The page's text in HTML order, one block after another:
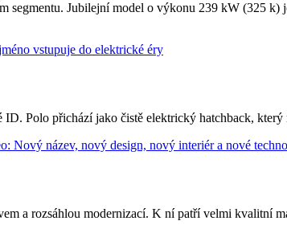
Jubilejní model o výkonu 239 kW (325 k)
Polo přichází jako čistě elektrický hatchback,
a rozsáhlou modernizací. K ní patří velmi kvalitní